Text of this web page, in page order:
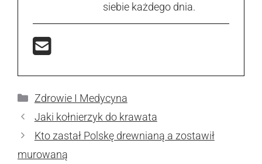
siebie każdego dnia.
Kategorie
Zdrowie I Medycyna
Jaki kołnierzyk do krawata
Kto zastał Polskę drewnianą a zostawił
murowaną